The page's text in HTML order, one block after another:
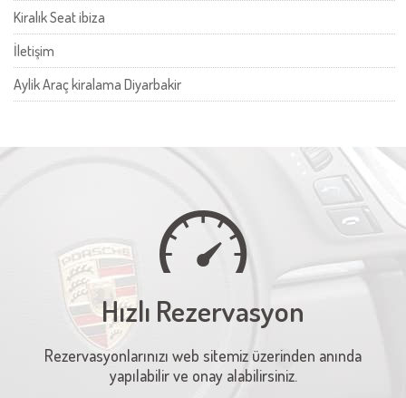
‎Kiralık Seat ibiza
İletişim
Aylik Araç kiralama Diyarbakir
Hızlı Rezervasyon
Rezervasyonlarınızı web sitemiz üzerinden anında
yapılabilir ve onay alabilirsiniz.